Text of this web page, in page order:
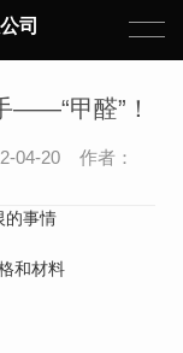
司
——“甲醛”！
04-20 作者：
的事情
和材料